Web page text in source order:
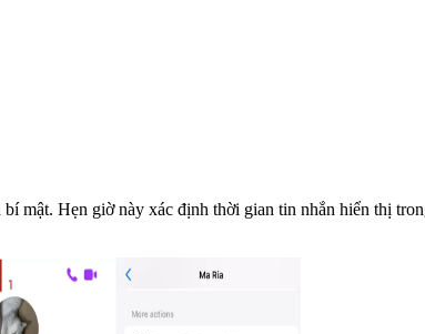
mật. Hẹn giờ này xác định thời gian tin nhắn hiển thị